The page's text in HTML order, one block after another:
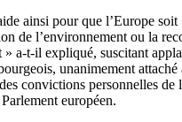
ainsi pour que l’Europe soit
de l’environnement ou la
» a-t-il expliqué, suscitant
unanimement attaché
convictions personnelles de
européen.